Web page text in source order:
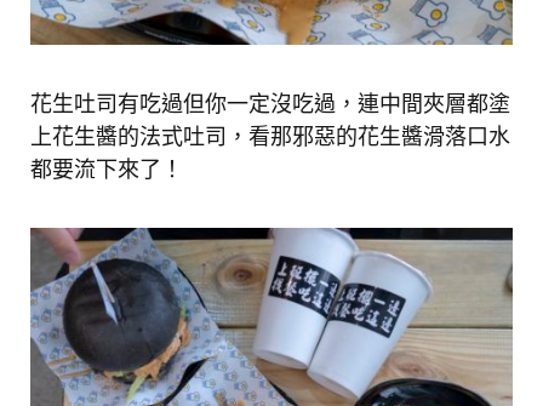
花生吐司有吃過但你一定沒吃過，連中間夾層都塗
上花生醬的法式吐司，看那邪惡的花生醬滑落口水
都要流下來了！